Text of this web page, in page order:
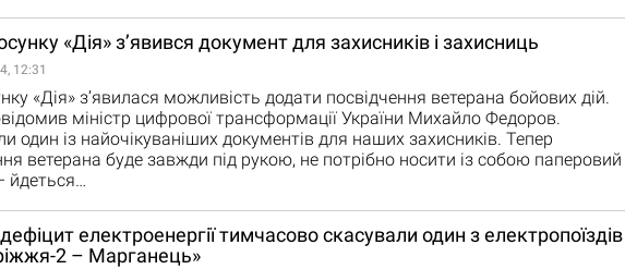
«Дія» з’явився документ для захисників і захисниць
12:31
«Дія» з’явилася можливість додати посвідчення ветерана бойових дій.
міністр цифрової трансформації України Михайло Федоров.
один із найочікуваніших документів для наших захисників. Тепер
ветерана буде завжди під рукою, не потрібно носити із собою паперовий
йдеться…
електроенергії тимчасово скасували один з електропоїздів
2 – Марганець»